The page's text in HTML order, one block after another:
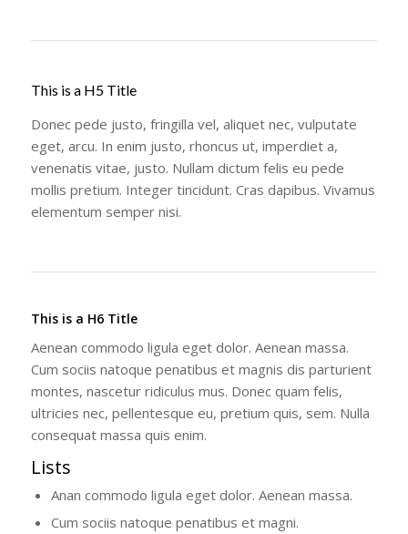
This is a H5 Title
Donec pede justo, fringilla vel, aliquet nec, vulputate
eget, arcu. In enim justo, rhoncus ut, imperdiet a,
venenatis vitae, justo. Nullam dictum felis eu pede
mollis pretium. Integer tincidunt. Cras dapibus. Vivamus
elementum semper nisi.
This is a H6 Title
Aenean commodo ligula eget dolor. Aenean massa.
Cum sociis natoque penatibus et magnis dis parturient
montes, nascetur ridiculus mus. Donec quam felis,
ultricies nec, pellentesque eu, pretium quis, sem. Nulla
consequat massa quis enim.
Lists
Anan commodo ligula eget dolor. Aenean massa.
Cum sociis natoque penatibus et magni.